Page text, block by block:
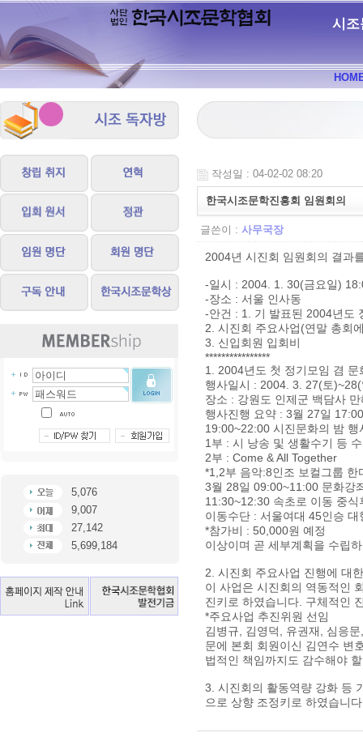
시조
5,076
9,007
27,142
5,699,184
작성일 : 04-02-02 08:20
한국시조문학진흥회 임원회의
글쓴이 : 사무국장
2004년 시진회 임원회의 결과
-일시 : 2004. 1. 30(금요일)
-장소 : 서울 인사동
-안건 : 1. 기 발표된 2004년도
2. 시진회 주요사업(연말 총회
3. 신입회원 입회비
****************
1. 2004년도 첫 정기모임 겸 문
행사일시 : 2004. 3. 27(토
장소 : 강원도 인제군 백담사
행사진행 요약 : 3월 27일
19:00~22:00 시진문화의 밤
1부 : 시 낭송 및 생활수기 등
2부 : Come & All Together
*1,2부 음악:8인조 보컬그룹 한
3월 28일 09:00~11:00 문화강
11:30~12:30 속초로 이동 중식
이동수단 : 서울여대 45인승 대
*참가비 : 50,000원 예정
이상이며 곧 세부계획을 수립
2. 시진회 주요사업 진행에 대
이 사업은 시진회의 역동적인
진키로 하였습니다. 구체적인
*주요사업 추진위원 선임
김병규, 김영덕, 유권재, 심응
문에 본회 회원이신 김연수 변
법적인 책임까지도 감수해야
3. 시진회의 활동역량 강화 등
으로 상향 조정키로 하였습니